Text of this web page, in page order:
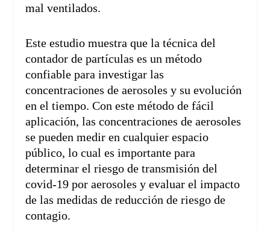
mal ventilados.
Este estudio muestra que la técnica del
contador de partículas es un método
confiable para investigar las
concentraciones de aerosoles y su evolución
en el tiempo. Con este método de fácil
aplicación, las concentraciones de aerosoles
se pueden medir en cualquier espacio
público, lo cual es importante para
determinar el riesgo de transmisión del
covid-19 por aerosoles y evaluar el impacto
de las medidas de reducción de riesgo de
contagio.